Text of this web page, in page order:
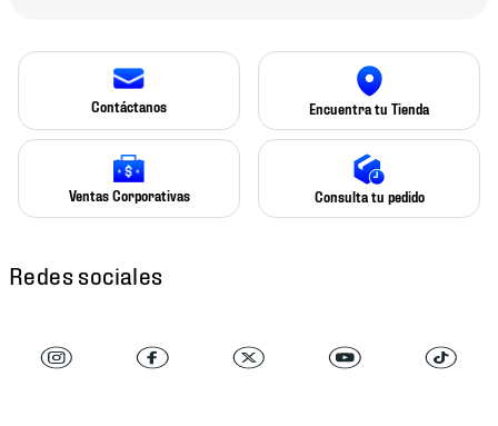
Contáctanos Encuentra tu Tienda
Ventas Corporativas Consulta tu pedido
Redes sociales